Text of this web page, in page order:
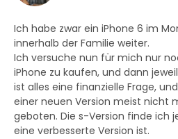
Ich habe zwar ein iPhone 6 im
innerhalb der Familie weiter.
Ich versuche nun für mich nur
iPhone zu kaufen, und dann
ist alles eine finanzielle Frage,
einer neuen Version meist nicht
geboten. Die s-Version finde ich
eine verbesserte Version ist.